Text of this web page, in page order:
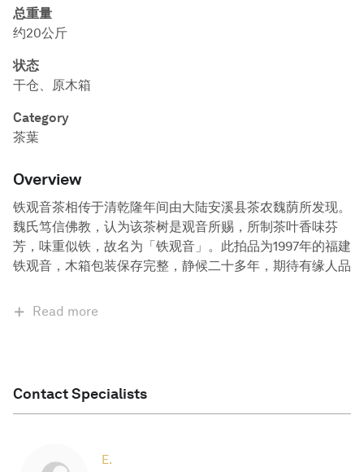
总重量
约20公斤
状态
干仓、原木箱
Category
茶葉
Overview
铁观音茶相传于清乾隆年间由大陆安溪县茶农魏荫所发现。
魏氏笃信佛教，认为该茶树是观音所赐，所制茶叶香味芬
芳，味重似铁，故名为「铁观音」。此拍品为1997年的福建
铁观音，木箱包装保存完整，静候二十多年，期待有缘人品
Read more
Contact Specialists
E.